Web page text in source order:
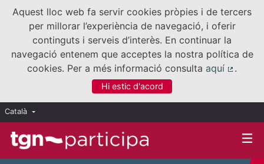
Aquest lloc web fa servir cookies pròpies i de tercers
per millorar l’experiència de navegació, i oferir
continguts i serveis d’interès. En continuar la
navegació entenem que acceptes la nostra política de
cookies. Per a més informació consulta aquí
.
Hi estic d'acord
Català Triar la llengua